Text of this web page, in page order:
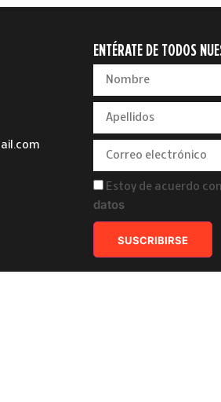
ENTÉRATE DE TODOS
Estoy de acuerdo
datos